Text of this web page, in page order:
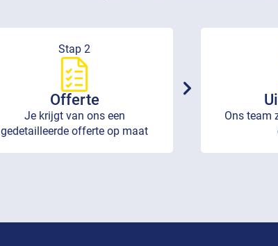
Stap 2
Offerte
Je krijgt van ons een
gedetailleerde offerte op maat
Ons team